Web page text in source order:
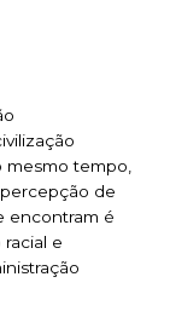
mesmo tempo,
de
encontram é
e